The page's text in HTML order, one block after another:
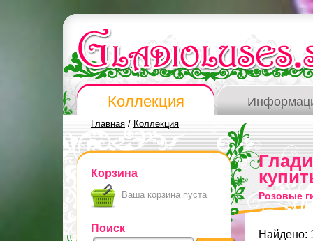
Коллекция
Главная / Коллекция
Корзина
Ваша корзина пуста
Поиск
Розовые
Найдено: